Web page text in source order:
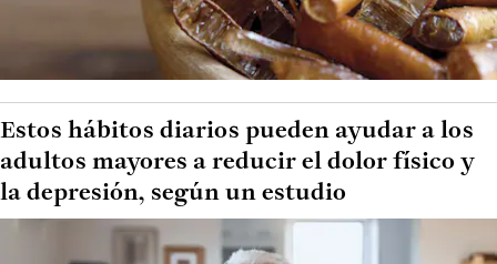
Estos hábitos diarios pueden ayudar a los
adultos mayores a reducir el dolor físico y
la depresión, según un estudio